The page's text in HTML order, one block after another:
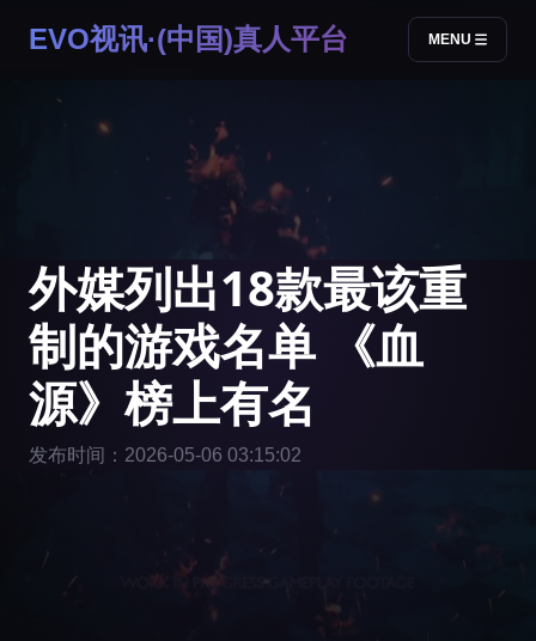
EVO视讯·(中国)真人平台 MENU
外媒列出18款最该重
制的游戏名单 《血
源》榜上有名
发布时间：2026-05-06 03:15:02